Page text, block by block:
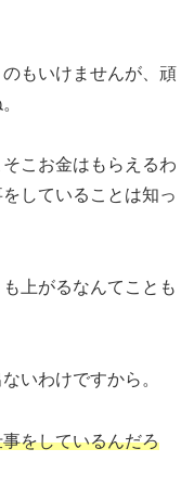
もいけませんが、頑
こお金はもらえるわ
していることは知っ
上がるなんてことも
いわけですから。
をしているんだろ